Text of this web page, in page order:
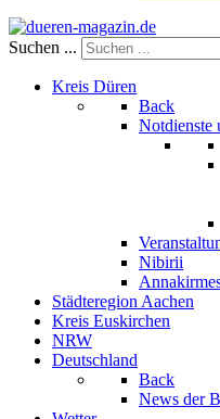
Suchen ...
Kreis Düren
Back
Notdienste
Nibirii
Städteregion Aachen
Kreis Euskirchen
NRW
Deutschland
Back
News der